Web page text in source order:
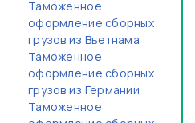
Таможенное
оформление сборных
грузов из Вьетнама
Таможенное
оформление сборных
грузов из Германии
Таможенное